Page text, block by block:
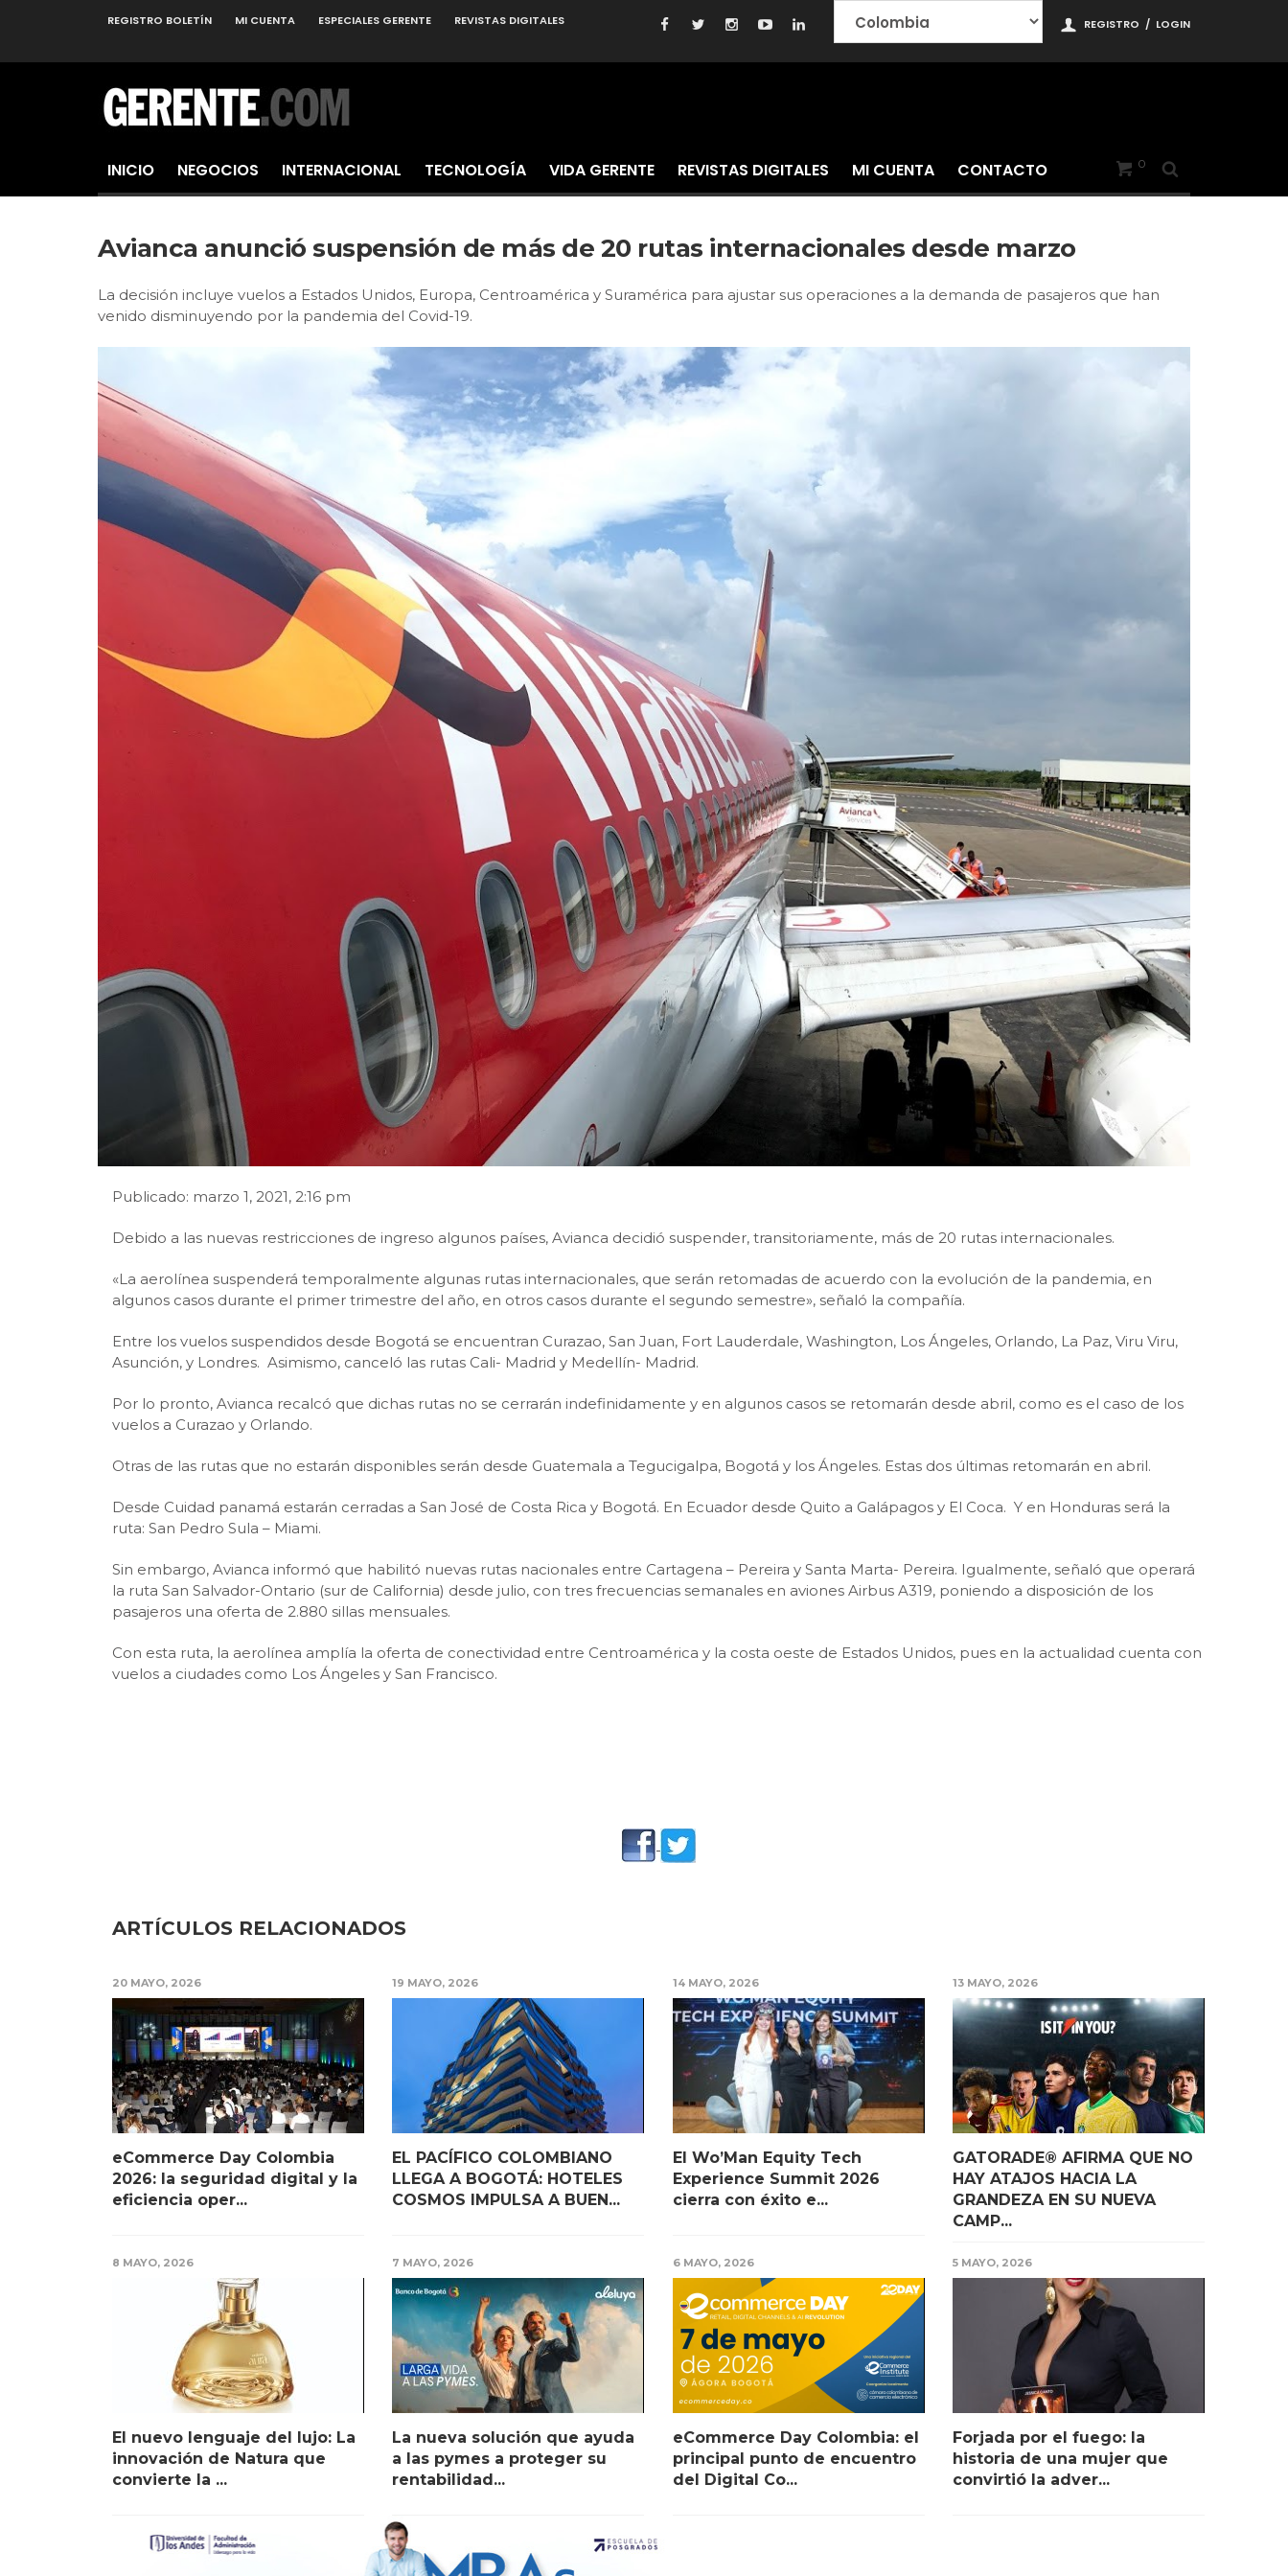
REGISTRO / LOGIN
REGISTRO BOLETÍN MI CUENTA ESPECIALES GERENTE REVISTAS DIGITALES
0
INICIO NEGOCIOS INTERNACIONAL TECNOLOGÍA VIDA GERENTE REVISTAS DIGITALES MI CUENTA CONTACTO
Avianca anunció suspensión de más de 20 rutas internacionales desde marzo
La decisión incluye vuelos a Estados Unidos, Europa, Centroamérica y Suramérica para ajustar sus operaciones a la demanda de pasajeros que han
venido disminuyendo por la pandemia del Covid-19.
Publicado: marzo 1, 2021, 2:16 pm
Debido a las nuevas restricciones de ingreso algunos países, Avianca decidió suspender, transitoriamente, más de 20 rutas internacionales.
«La aerolínea suspenderá temporalmente algunas rutas internacionales, que serán retomadas de acuerdo con la evolución de la pandemia, en
algunos casos durante el primer trimestre del año, en otros casos durante el segundo semestre», señaló la compañía.
Entre los vuelos suspendidos desde Bogotá se encuentran Curazao, San Juan, Fort Lauderdale, Washington, Los Ángeles, Orlando, La Paz, Viru Viru,
Asunción, y Londres. Asimismo, canceló las rutas Cali- Madrid y Medellín- Madrid.
Por lo pronto, Avianca recalcó que dichas rutas no se cerrarán indefinidamente y en algunos casos se retomarán desde abril, como es el caso de los
vuelos a Curazao y Orlando.
Otras de las rutas que no estarán disponibles serán desde Guatemala a Tegucigalpa, Bogotá y los Ángeles. Estas dos últimas retomarán en abril.
Desde Cuidad panamá estarán cerradas a San José de Costa Rica y Bogotá. En Ecuador desde Quito a Galápagos y El Coca. Y en Honduras será la
ruta: San Pedro Sula – Miami.
Sin embargo, Avianca informó que habilitó nuevas rutas nacionales entre Cartagena – Pereira y Santa Marta- Pereira. Igualmente, señaló que operará
la ruta San Salvador-Ontario (sur de California) desde julio, con tres frecuencias semanales en aviones Airbus A319, poniendo a disposición de los
pasajeros una oferta de 2.880 sillas mensuales.
Con esta ruta, la aerolínea amplía la oferta de conectividad entre Centroamérica y la costa oeste de Estados Unidos, pues en la actualidad cuenta con
vuelos a ciudades como Los Ángeles y San Francisco.
ARTÍCULOS RELACIONADOS
20 MAYO, 2026
eCommerce Day Colombia
2026: la seguridad digital y la
eficiencia oper...
19 MAYO, 2026
EL PACÍFICO COLOMBIANO
LLEGA A BOGOTÁ: HOTELES
COSMOS IMPULSA A BUEN...
14 MAYO, 2026
El Wo’Man Equity Tech
Experience Summit 2026
cierra con éxito e...
13 MAYO, 2026
GATORADE® AFIRMA QUE NO
HAY ATAJOS HACIA LA
GRANDEZA EN SU NUEVA
CAMP...
8 MAYO, 2026
El nuevo lenguaje del lujo: La
innovación de Natura que
convierte la ...
7 MAYO, 2026
La nueva solución que ayuda
a las pymes a proteger su
rentabilidad...
6 MAYO, 2026
eCommerce Day Colombia: el
principal punto de encuentro
del Digital Co...
5 MAYO, 2026
Forjada por el fuego: la
historia de una mujer que
convirtió la adver...